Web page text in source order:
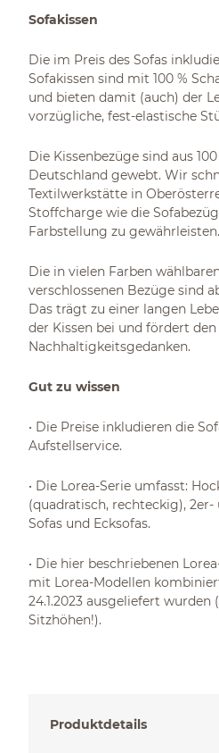
Sofakissen
Die im Preis des Sofas
Sofakissen sind mit 100 %
und bieten damit (auch) der
vorzügliche, fest-elastische
Die Kissenbezüge sind aus
Deutschland gewebt. Wir
Textilwerkstätte in
Stoffcharge wie die
Farbstellung zu gewährleisten.
Die in vielen Farben
verschlossenen Bezüge sind
Das trägt zu einer langen
der Kissen bei und fördert
Nachhaltigkeitsgedanken.
Gut zu wissen
• Die Preise inkludieren die
Aufstellservice.
• Die Lorea-Serie umfasst:
(quadratisch, rechteckig), 2er-
Sofas und Ecksofas.
• Die hier beschriebenen
mit Lorea-Modellen
24.1.2023 ausgeliefert
Sitzhöhen!).
Produktdetails